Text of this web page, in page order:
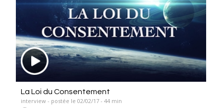
La Loi du Consentement
interview - postée le 02/02/17 - 44 min